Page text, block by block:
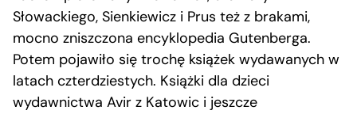
Słowackiego, Sienkiewicz i Prus też z brakami,
mocno zniszczona encyklopedia Gutenberga.
Potem pojawiło się trochę książek wydawanych w
latach czterdziestych. Książki dla dzieci
wydawnictwa Avir z Katowic i jeszcze